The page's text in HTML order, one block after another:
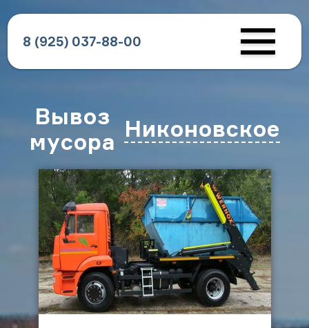
8 (925) 037-88-00
Вывоз
мусора Никоновское